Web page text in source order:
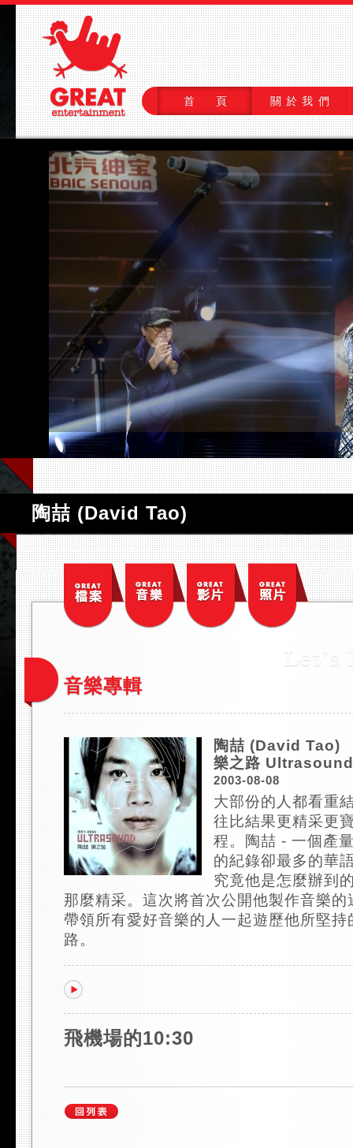
首 頁 關於我們
陶喆 (David Tao)
音樂專輯
陶喆 (David Tao)
樂之路
2003-08-08
大部份的人都看重
往比結果更精采更
程。陶喆 - 一個產
的紀錄卻最多的華
究竟他是怎麼辦到
那麼精采。這次將首次公開他製作音樂
帶領所有愛好音樂的人一起遊歷他所堅持
路。
飛機場的10:30